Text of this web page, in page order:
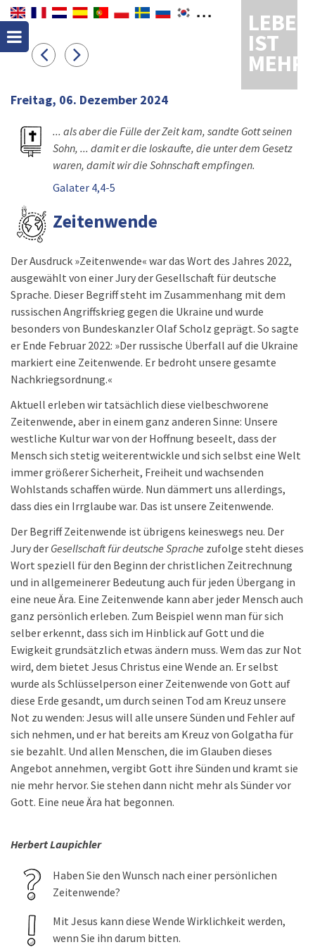
LEBEN
IST
MEHR
Freitag, 06. Dezember 2024
... als aber die Fülle der Zeit kam, sandte Gott seinen
Sohn, ... damit er die loskaufte, die unter dem Gesetz
waren, damit wir die Sohnschaft empfingen.
Galater 4,4-5
Zeitenwende
Der Ausdruck »Zeitenwende« war das Wort des Jahres 2022,
ausgewählt von einer Jury der Gesellschaft für deutsche
Sprache. Dieser Begriff steht im Zusammenhang mit dem
russischen Angriffskrieg gegen die Ukraine und wurde
besonders von Bundeskanzler Olaf Scholz geprägt. So sagte
er Ende Februar 2022: »Der russische Überfall auf die Ukraine
markiert eine Zeitenwende. Er bedroht unsere gesamte
Nachkriegsordnung.«
Aktuell erleben wir tatsächlich diese vielbeschworene
Zeitenwende, aber in einem ganz anderen Sinne: Unsere
westliche Kultur war von der Hoffnung beseelt, dass der
Mensch sich stetig weiterentwickle und sich selbst eine Welt
immer größerer Sicherheit, Freiheit und wachsenden
Wohlstands schaffen würde. Nun dämmert uns allerdings,
dass dies ein Irrglaube war. Das ist unsere Zeitenwende.
Der Begriff Zeitenwende ist übrigens keineswegs neu. Der
Jury der Gesellschaft für deutsche Sprache zufolge steht dieses
Wort speziell für den Beginn der christlichen Zeitrechnung
und in allgemeinerer Bedeutung auch für jeden Übergang in
eine neue Ära. Eine Zeitenwende kann aber jeder Mensch auch
ganz persönlich erleben. Zum Beispiel wenn man für sich
selber erkennt, dass sich im Hinblick auf Gott und die
Ewigkeit grundsätzlich etwas ändern muss. Wem das zur Not
wird, dem bietet Jesus Christus eine Wende an. Er selbst
wurde als Schlüsselperson einer Zeitenwende von Gott auf
diese Erde gesandt, um durch seinen Tod am Kreuz unsere
Not zu wenden: Jesus will alle unsere Sünden und Fehler auf
sich nehmen, und er hat bereits am Kreuz von Golgatha für
sie bezahlt. Und allen Menschen, die im Glauben dieses
Angebot annehmen, vergibt Gott ihre Sünden und kramt sie
nie mehr hervor. Sie stehen dann nicht mehr als Sünder vor
Gott. Eine neue Ära hat begonnen.
Herbert Laupichler
Haben Sie den Wunsch nach einer persönlichen
Zeitenwende?
Mit Jesus kann diese Wende Wirklichkeit werden,
wenn Sie ihn darum bitten.